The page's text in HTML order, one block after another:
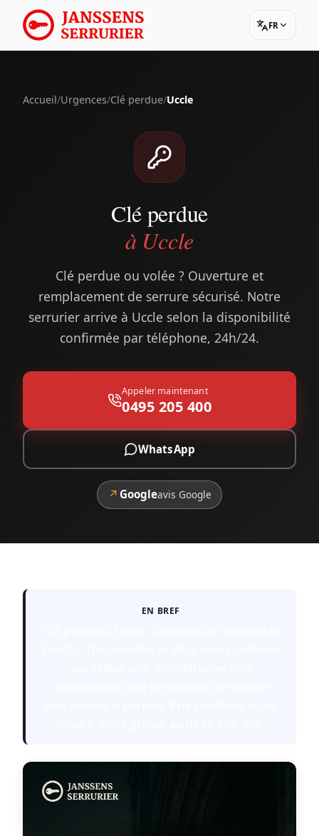
FR
Accueil/Urgences/Clé perdue/Uccle
Clé perdue
à Uccle
Clé perdue ou volée ? Ouverture et
remplacement de serrure sécurisé. Notre
serrurier arrive à Uccle selon la disponibilité
confirmée par téléphone, 24h/24.
Appeler maintenant
0495 205 400
WhatsApp
↗ Googleavis Google
EN BREF